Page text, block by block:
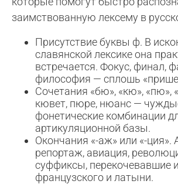
заимствованную лексему в
Присутствие буквы ф. В
славянской лексике она
встречается. Фокус, финал,
философия — сплошь
Сочетания «бю», «кю», «пю»,
кювет, пюре, нюанс —
фонетические комбинации
артикуляционной базы.
Окончания «-аж» или «-
репортаж, авиация,
суффиксы, перекочевавшие
французского и латыни.